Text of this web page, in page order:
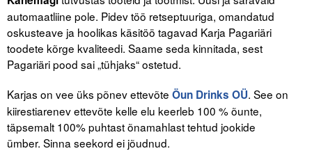
automaatliine pole. Pidev töö retseptuuriga, omandatud
oskusteave ja hoolikas käsitöö tagavad Karja Pagariäri
toodete kõrge kvaliteedi. Saame seda kinnitada, sest
Pagariäri pood sai „tühjaks“ ostetud.
Karjas on vee üks põnev ettevõte Öun Drinks OÜ. See on
kiirestiarenev ettevõte kelle elu keerleb 100 % õunte,
täpsemalt 100% puhtast õnamahlast tehtud jookide
ümber. Sinna seekord ei jõudnud.